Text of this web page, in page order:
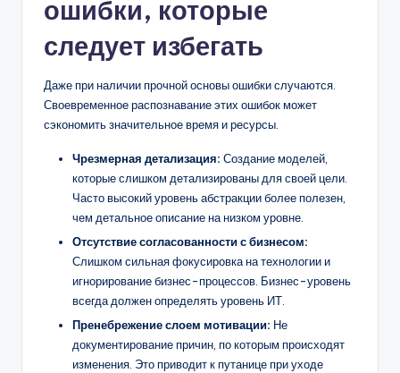
ошибки, которые
следует избегать
Даже при наличии прочной основы ошибки случаются.
Своевременное распознавание этих ошибок может
сэкономить значительное время и ресурсы.
Чрезмерная детализация: Создание моделей,
которые слишком детализированы для своей цели.
Часто высокий уровень абстракции более полезен,
чем детальное описание на низком уровне.
Отсутствие согласованности с бизнесом:
Слишком сильная фокусировка на технологии и
игнорирование бизнес-процессов. Бизнес-уровень
всегда должен определять уровень ИТ.
Пренебрежение слоем мотивации: Не
документирование причин, по которым происходят
изменения. Это приводит к путанице при уходе